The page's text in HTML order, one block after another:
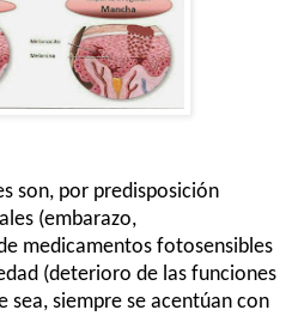
son, por predisposición
(embarazo,
medicamentos fotosensibles
(deterioro de las funciones
sea, siempre se acentúan con